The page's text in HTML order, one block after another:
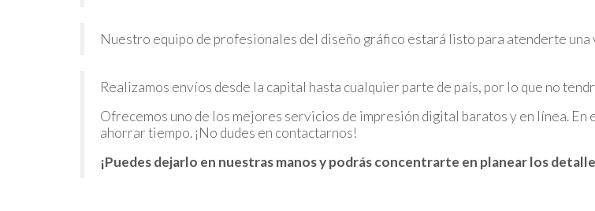
Nuestro equipo de profesionales del diseño gráfico estará listo para atenderte una
Realizamos envíos desde la capital hasta cualquier parte de país, por lo que no
Ofrecemos uno de los mejores servicios de impresión digital baratos y en línea. En
ahorrar tiempo. ¡No dudes en contactarnos!
¡Puedes dejarlo en nuestras manos y podrás concentrarte en planear los